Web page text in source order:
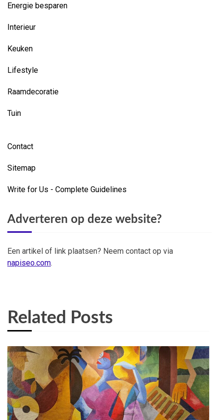
Energie besparen
Interieur
Keuken
Lifestyle
Raamdecoratie
Tuin
Contact
Sitemap
Write for Us - Complete Guidelines
Adverteren op deze website?
Een artikel of link plaatsen? Neem contact op via
napiseo.com.
Related Posts